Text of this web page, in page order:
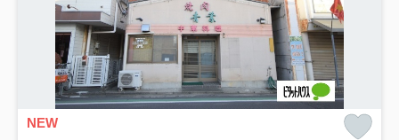
NEW